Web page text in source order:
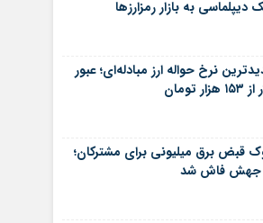
دیپلماسی به بازار رمزارزها
نرخ حواله ارز مبادله‌ای؛ عبور
تومان
قبض برق میلیونی برای مشترکان؛
جهش فاش شد